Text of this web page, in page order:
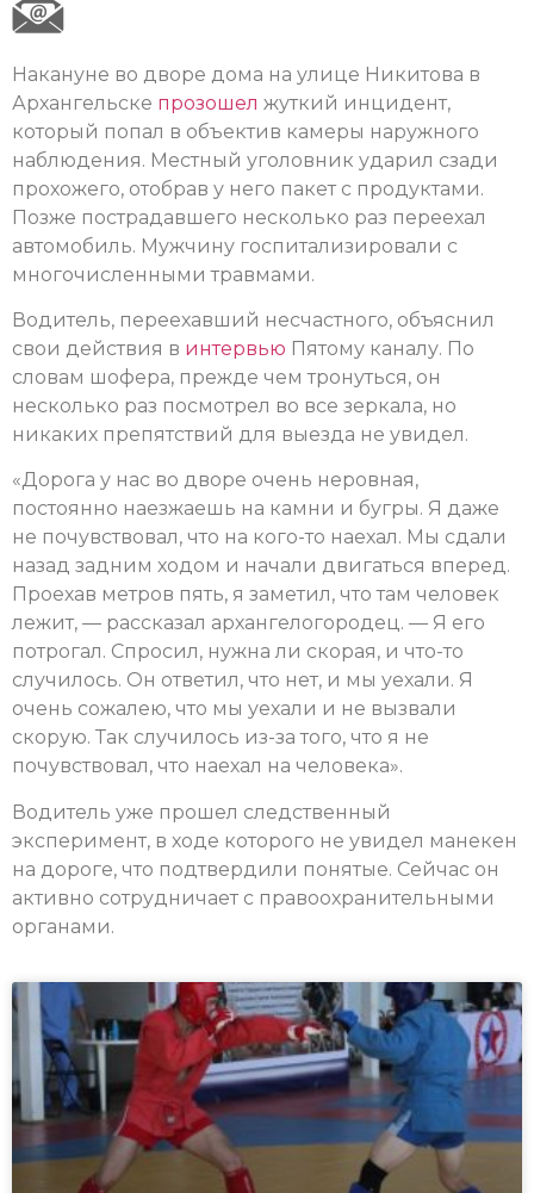
Накануне во дворе дома на улице Никитова в
Архангельске прозошел жуткий инцидент,
который попал в объектив камеры наружного
наблюдения. Местный уголовник ударил сзади
прохожего, отобрав у него пакет с продуктами.
Позже пострадавшего несколько раз переехал
автомобиль. Мужчину госпитализировали с
многочисленными травмами.
Водитель, переехавший несчастного, объяснил
свои действия в интервью Пятому каналу. По
словам шофера, прежде чем тронуться, он
несколько раз посмотрел во все зеркала, но
никаких препятствий для выезда не увидел.
«Дорога у нас во дворе очень неровная,
постоянно наезжаешь на камни и бугры. Я даже
не почувствовал, что на кого-то наехал. Мы сдали
назад задним ходом и начали двигаться вперед.
Проехав метров пять, я заметил, что там человек
лежит, — рассказал архангелогородец. — Я его
потрогал. Спросил, нужна ли скорая, и что-то
случилось. Он ответил, что нет, и мы уехали. Я
очень сожалею, что мы уехали и не вызвали
скорую. Так случилось из-за того, что я не
почувствовал, что наехал на человека».
Водитель уже прошел следственный
эксперимент, в ходе которого не увидел манекен
на дороге, что подтвердили понятые. Сейчас он
активно сотрудничает с правоохранительными
органами.